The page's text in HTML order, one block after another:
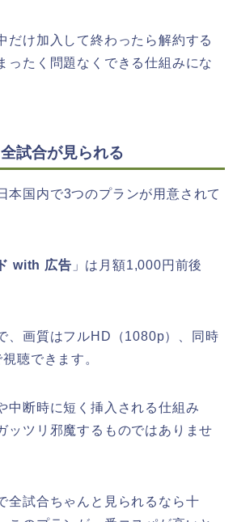
だけ加入して終わったら解約する
ったく問題なくできる仕組みにな
試合が見られる
本国内で3つのプランが用意されて
with 広告 」は月額1,000円前後
、画質はフルHD（1080p）、同時
聴できます。
中断時に短く挿入される仕組み
ッツリ邪魔するものではありませ
全試合ちゃんと見られるなら十